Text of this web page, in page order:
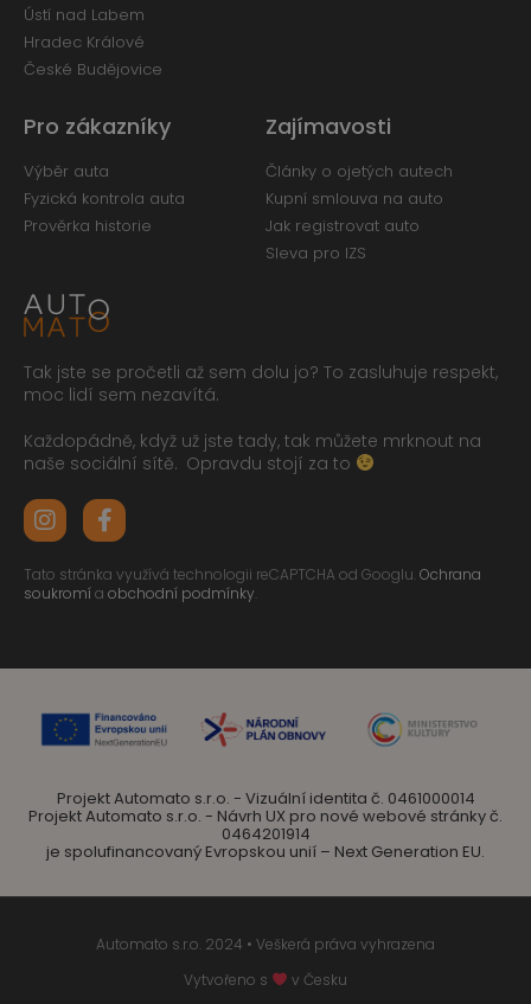
Tak jste se pročetli až sem dolu jo? To zasluhuje respekt,
moc lidí sem nezavítá.
Každopádně, když už jste tady, tak můžete mrknout na
naše sociální sítě. Opravdu stojí za to
Tato stránka využívá technologii reCAPTCHA od Googlu.Ochrana
soukromía obchodní podmínky.
Pro zákazníky
Výběr auta
Fyzická kontrola auta
Prověrka historie
Zajímavosti
Články o ojetých autech
Kupní smlouva na auto
Jak registrovat auto
Sleva pro IZS
Ústí nad Labem
Hradec Králové
České Budějovice
Projekt Automato s.r.o. - Vizuální identita č. 0461000014
Projekt Automato s.r.o. - Návrh UX pro nové webové stránky č.
0464201914
je spolufinancovaný Evropskou unií – Next Generation EU.
Automato s.r.o. 2024 • Veškerá práva vyhrazena
Vytvořeno s
v Česku